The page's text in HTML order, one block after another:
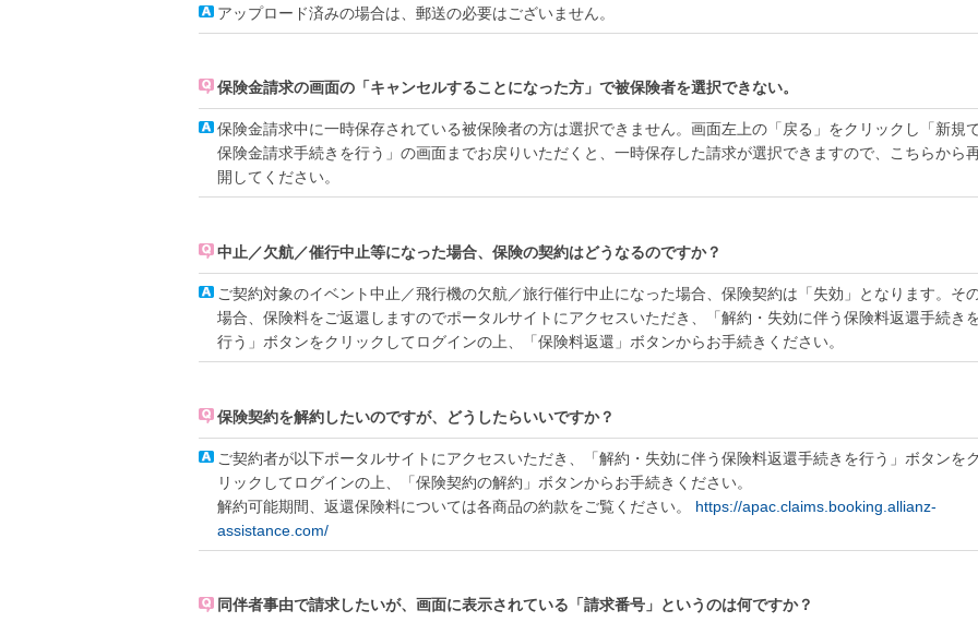
アップロード済みの場合は、郵送の必要はございません。
保険金請求の画面の「キャンセルすることになった方」で被保険者を選択できない。
保険金請求中に一時保存されている被保険者の方は選択できません。画面左上の「戻る」をクリックし「新規
保険金請求手続きを行う」の画面までお戻りいただくと、一時保存した請求が選択できますので、こちらから
開してください。
中止／欠航／催行中止等になった場合、保険の契約はどうなるのですか？
ご契約対象のイベント中止／飛行機の欠航／旅行催行中止になった場合、保険契約は「失効」となります。そ
場合、保険料をご返還しますのでポータルサイトにアクセスいただき、「解約・失効に伴う保険料返還手続き
行う」ボタンをクリックしてログインの上、「保険料返還」ボタンからお手続きください。
保険契約を解約したいのですが、どうしたらいいですか？
ご契約者が以下ポータルサイトにアクセスいただき、「解約・失効に伴う保険料返還手続きを行う」ボタンをク
リックしてログインの上、「保険契約の解約」ボタンからお手続きください。
解約可能期間、返還保険料については各商品の約款をご覧ください。 https://apac.claims.booking.allianz-
assistance.com/
同伴者事由で請求したいが、画面に表示されている「請求番号」というのは何ですか？